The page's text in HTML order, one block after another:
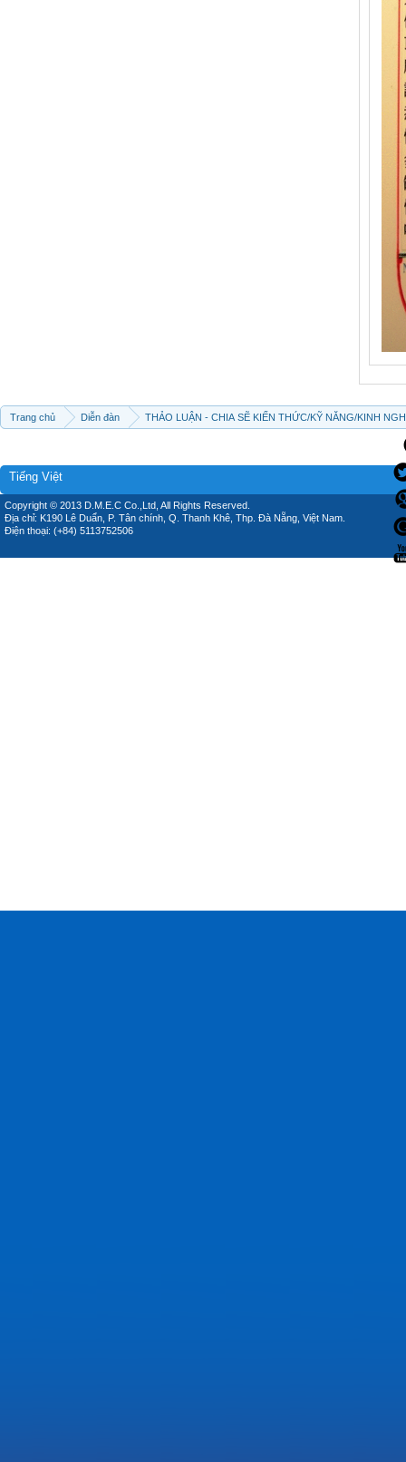
Trang chủ Diễn đàn THẢO LUẬN - CHIA SẼ KIẾN THỨC/KỸ NĂNG/KINH
Tiếng Việt
Copyright © 2013 D.M.E.C Co.,Ltd, All Rights Reserved.
Địa chỉ: K190 Lê Duẩn, P. Tân chính, Q. Thanh Khê, Thp. Đà Nẵng, Việt Nam.
Điện thoại: (+84) 5113752506